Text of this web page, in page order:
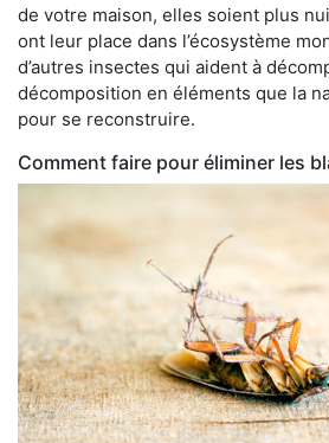
de votre maison, elles soient plus
ont leur place dans l’écosystème
d’autres insectes qui aident à
décomposition en éléments que la
pour se reconstruire.
Comment faire pour éliminer les